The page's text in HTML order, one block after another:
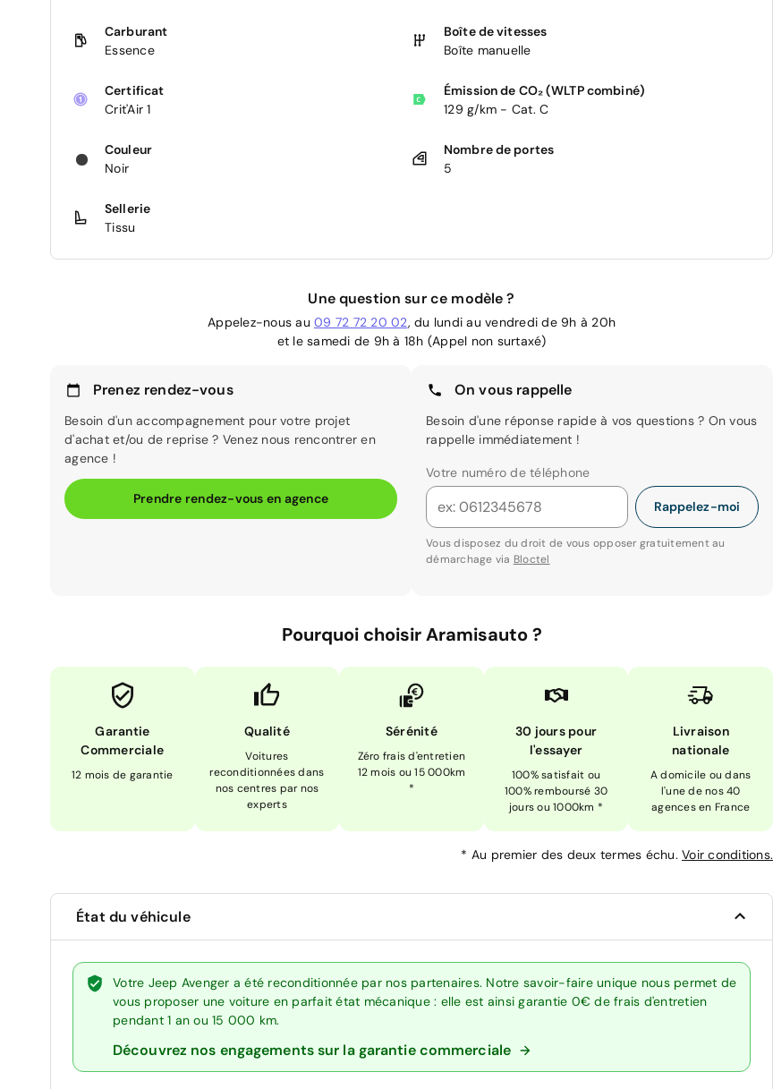
Carburant
Essence
Boîte de vitesses
Boîte manuelle
Certificat
Crit'Air 1
Émission de CO₂ (WLTP combiné)
129 g/km - Cat. C
Couleur
Noir
Nombre de portes
5
Sellerie
Tissu
Une question sur ce modèle ?
Appelez-nous au 09 72 72 20 02, du lundi au vendredi de 9h à 20h
et le samedi de 9h à 18h (Appel non surtaxé)
Prenez rendez-vous
Besoin d'un accompagnement pour votre projet
d'achat et/ou de reprise ? Venez nous rencontrer en
agence !
Prendre rendez-vous en agence
On vous rappelle
Besoin d'une réponse rapide à vos questions ? On vous
rappelle immédiatement !
Votre numéro de téléphone
Rappelez-moi
Vous disposez du droit de vous opposer gratuitement au
démarchage via Bloctel
Pourquoi choisir Aramisauto ?
Garantie
Commerciale
12 mois de garantie
Qualité
Voitures
reconditionnées dans
nos centres par nos
experts
Sérénité
Zéro frais d'entretien
12 mois ou 15 000km
*
30 jours pour
l'essayer
100% satisfait ou
100% remboursé 30
jours ou 1000km *
Livraison
nationale
A domicile ou dans
l'une de nos 40
agences en France
* Au premier des deux termes échu. Voir conditions.
État du véhicule
Votre Jeep Avenger a été reconditionnée par nos partenaires. Notre savoir-faire unique nous permet de
vous proposer une voiture en parfait état mécanique : elle est ainsi garantie 0€ de frais d'entretien
pendant 1 an ou 15 000 km.
Découvrez nos engagements sur la garantie commerciale